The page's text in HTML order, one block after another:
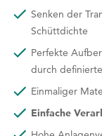
Senken der
Schüttdichte
Perfekte
durch
Einmaliger
Einfache